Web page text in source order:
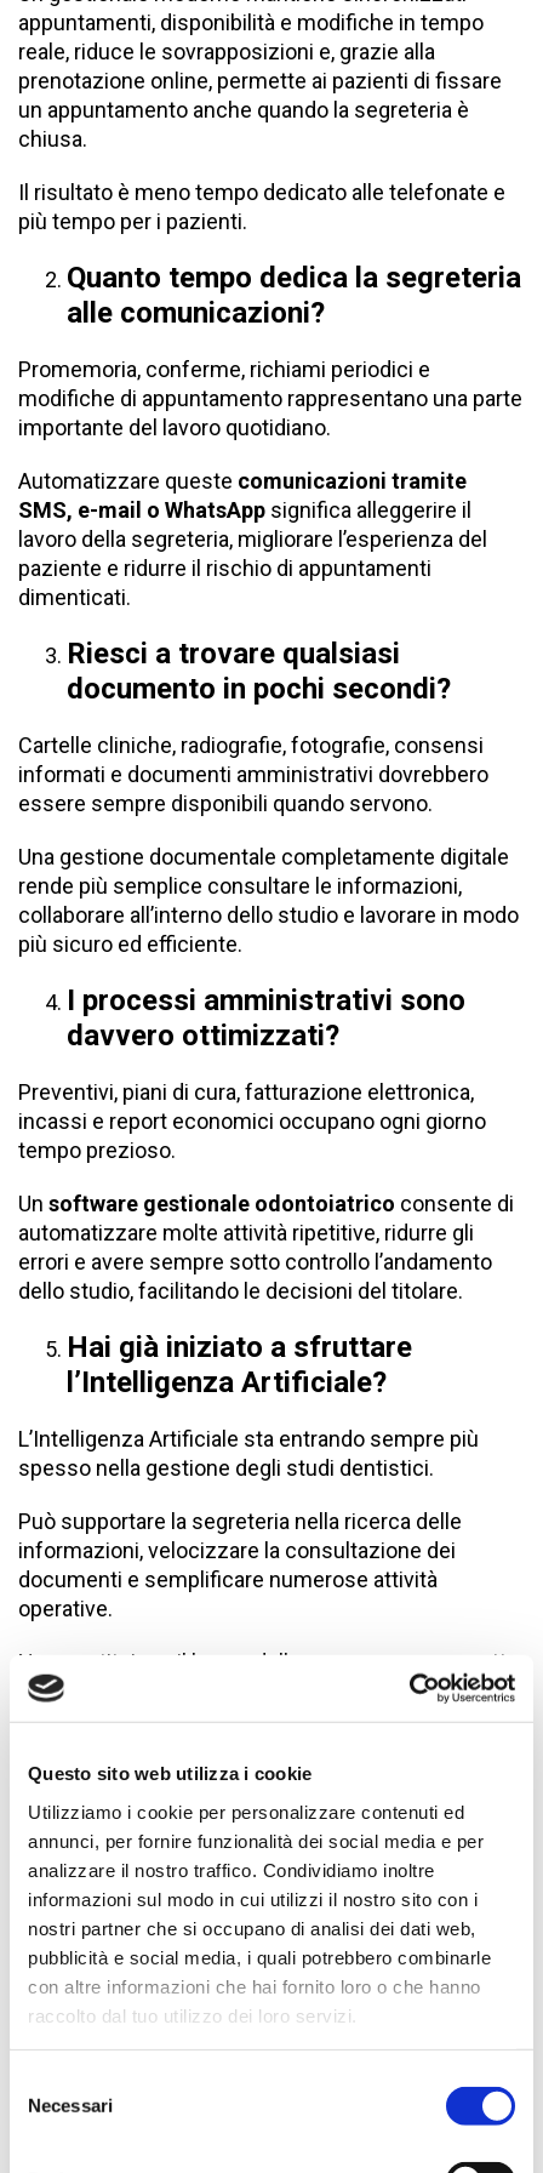
Questo sito web utilizza i cookie
Utilizziamo i cookie per personalizzare contenuti ed
annunci, per fornire funzionalità dei social media e per
analizzare il nostro traffico. Condividiamo inoltre
informazioni sul modo in cui utilizzi il nostro sito con i
nostri partner che si occupano di analisi dei dati web,
pubblicità e social media, i quali potrebbero combinarle
con altre informazioni che hai fornito loro o che hanno
raccolto dal tuo utilizzo dei loro servizi.
delNecessari
appuntamenti, disponibilità e modifiche in tempo
reale, riduce le sovrapposizioni e, grazie alla
prenotazione online, permette ai pazienti di fissare
un appuntamento anche quando la segreteria è
chiusa.
Il risultato è meno tempo dedicato alle telefonate e
più tempo per i pazienti.
Quanto tempo dedica la segreteria
alle comunicazioni?
Promemoria, conferme, richiami periodici e
modifiche di appuntamento rappresentano una parte
importante del lavoro quotidiano.
Automatizzare queste comunicazioni tramite
SMS, e-mail o WhatsApp significa alleggerire il
lavoro della segreteria, migliorare l’esperienza del
paziente e ridurre il rischio di appuntamenti
dimenticati.
Riesci a trovare qualsiasi
documento in pochi secondi?
Cartelle cliniche, radiografie, fotografie, consensi
informati e documenti amministrativi dovrebbero
essere sempre disponibili quando servono.
Una gestione documentale completamente digitale
rende più semplice consultare le informazioni,
collaborare all’interno dello studio e lavorare in modo
più sicuro ed efficiente.
I processi amministrativi sono
davvero ottimizzati?
Preventivi, piani di cura, fatturazione elettronica,
incassi e report economici occupano ogni giorno
tempo prezioso.
Un software gestionale odontoiatrico consente di
automatizzare molte attività ripetitive, ridurre gli
errori e avere sempre sotto controllo l’andamento
dello studio, facilitando le decisioni del titolare.
Hai già iniziato a sfruttare
l’Intelligenza Artificiale?
L’Intelligenza Artificiale sta entrando sempre più
spesso nella gestione degli studi dentistici.
Può supportare la segreteria nella ricerca delle
informazioni, velocizzare la consultazione dei
documenti e semplificare numerose attività
operative.
Non sostituisce il lavoro delle persone, ma permette
loro di concentrarsi su ciò che conta davvero: la
relazione con il paziente.
Preparare oggi lo studio
significa lavorare meglio
domani
Ogni settembre porta con sé un aumento dell’attività,
nuove richieste e un’agenda che torna rapidamente a
riempirsi.
con strumenti più efficienti, processi organizzati e